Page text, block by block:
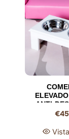
ANTI-
DOBLE
€